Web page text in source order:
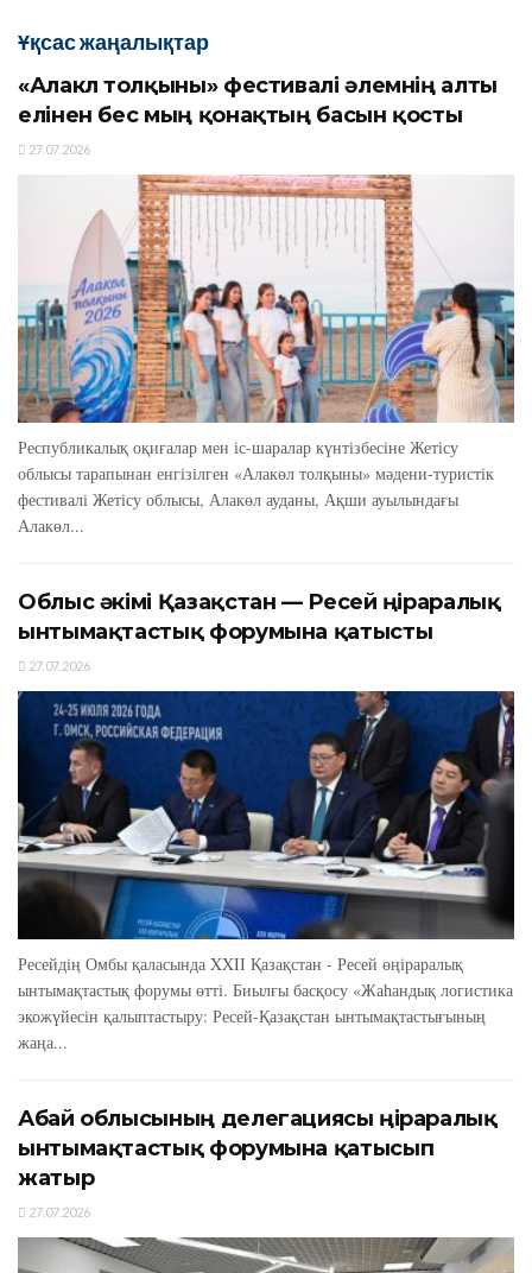
Ұқсас жаңалықтар
«Алакөл толқыны» фестивалі әлемнің алты
елінен бес мың қонақтың басын қосты
27.07.2026
Республикалық оқиғалар мен іс-шаралар күнтізбесіне Жетісу
облысы тарапынан енгізілген «Алакөл толқыны» мәдени-туристік
фестивалі Жетісу облысы, Алакөл ауданы, Ақши ауылындағы
Алакөл...
Облыс әкімі Қазақстан — Ресей өңіраралық
ынтымақтастық форумына қатысты
27.07.2026
Ресейдің Омбы қаласында XXIІ Қазақстан - Ресей өңіраралық
ынтымақтастық форумы өтті. Биылғы басқосу «Жаһандық логистика
экожүйесін қалыптастыру: Ресей-Қазақстан ынтымақтастығының
жаңа...
Абай облысының делегациясы өңіраралық
ынтымақтастық форумына қатысып
жатыр
27.07.2026